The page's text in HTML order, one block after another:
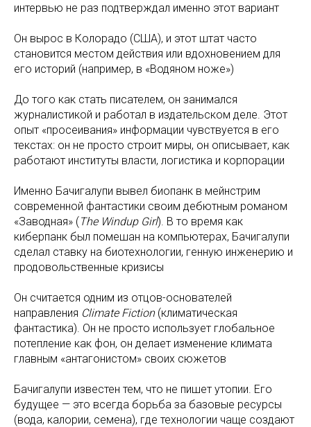
интервью не раз подтверждал именно этот вариант
Он вырос в Колорадо (США), и этот штат часто
становится местом действия или вдохновением для
его историй (например, в «Водяном ноже»)
До того как стать писателем, он занимался
журналистикой и работал в издательском деле. Этот
опыт «просеивания» информации чувствуется в его
текстах: он не просто строит миры, он описывает, как
работают институты власти, логистика и корпорации
Именно Бачигалупи вывел биопанк в мейнстрим
современной фантастики своим дебютным романом
«Заводная» (The Windup Girl). В то время как
киберпанк был помешан на компьютерах, Бачигалупи
сделал ставку на биотехнологии, генную инженерию и
продовольственные кризисы
Он считается одним из отцов-основателей
направления Climate Fiction(климатическая
фантастика). Он не просто использует глобальное
потепление как фон, он делает изменение климата
главным «антагонистом» своих сюжетов
Бачигалупи известен тем, что не пишет утопии. Его
будущее — это всегда борьба за базовые ресурсы
(вода, калории, семена), где технологии чаще создают